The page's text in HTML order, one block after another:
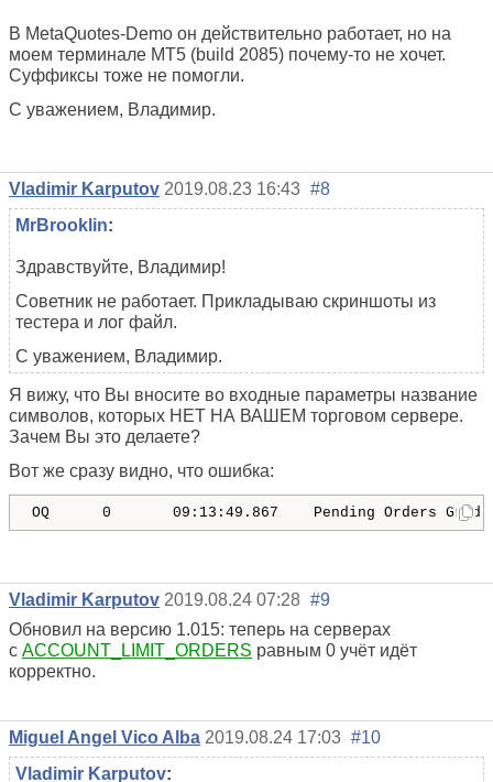
В MetaQuotes-Demo он действительно работает, но на
моем терминале МТ5 (build 2085) почему-то не хочет.
Суффиксы тоже не помогли.
С уважением, Владимир.
Vladimir Karputov 2019.08.23 16:43 #8
MrBrooklin:
Здравствуйте, Владимир!
Советник не работает. Прикладываю скриншоты из
тестера и лог файл.
С уважением, Владимир.
Я вижу, что Вы вносите во входные параметры название
символов, которых НЕТ НА ВАШЕМ торговом сервере.
Зачем Вы это делаете?
Вот же сразу видно, что ошибка:
OQ      0       09:13:49.867    Pending Orders
Vladimir Karputov 2019.08.24 07:28 #9
Обновил на версию 1.015: теперь на серверах
с ACCOUNT_LIMIT_ORDERS равным 0 учёт идёт
корректно.
Miguel Angel Vico Alba 2019.08.24 17:03 #10
Vladimir Karputov: